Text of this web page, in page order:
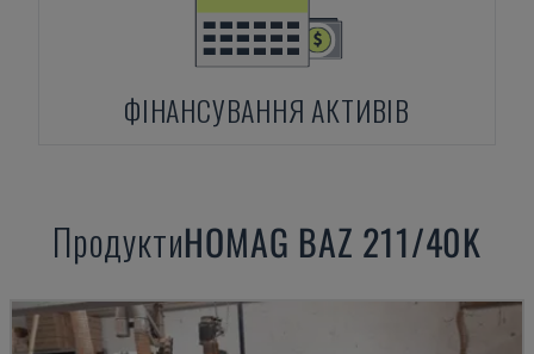
ФІНАНСУВАННЯ АКТИВІВ
ПродуктиHOMAG BAZ 211/40K